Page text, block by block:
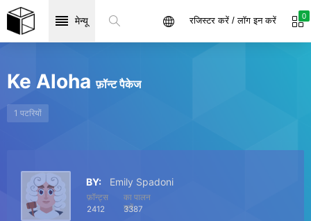
मेन्यू 0
रजिस्टर करें / लॉग इन करें
Ke Alohaफ़ॉन्ट पैकेज
1 पटरियों
BY: Emily Spadoni
फ़ॉन्ट्स
2412
का पालन
करें
3387